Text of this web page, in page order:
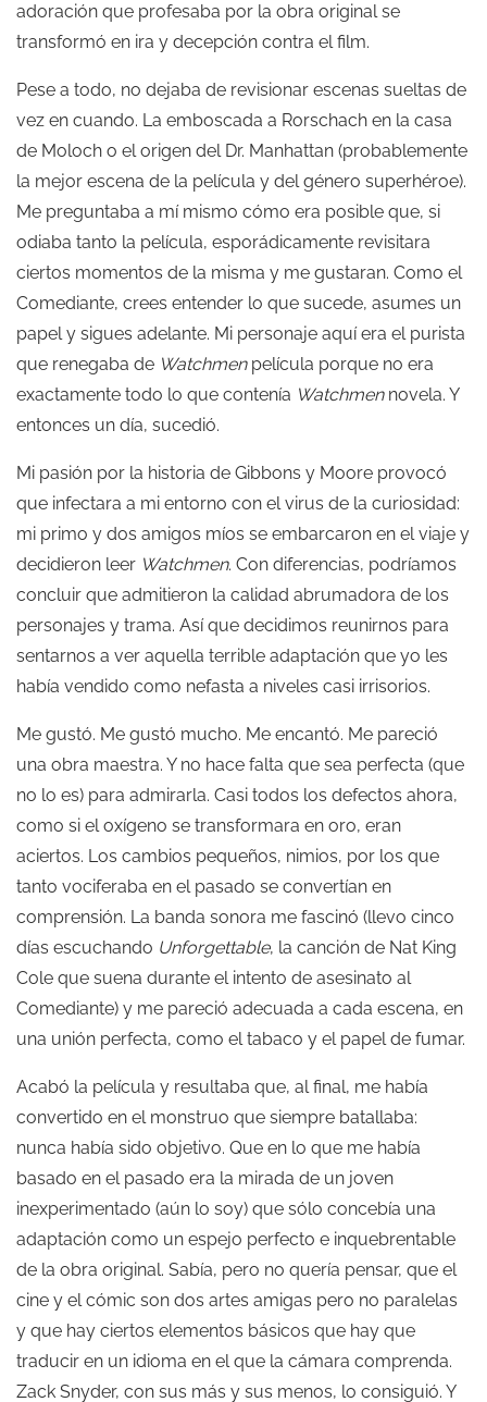
adoración que profesaba por la obra original se
transformó en ira y decepción contra el film.
Pese a todo, no dejaba de revisionar escenas sueltas de
vez en cuando. La emboscada a Rorschach en la casa
de Moloch o el origen del Dr. Manhattan (probablemente
la mejor escena de la película y del género superhéroe).
Me preguntaba a mí mismo cómo era posible que, si
odiaba tanto la película, esporádicamente revisitara
ciertos momentos de la misma y me gustaran. Como el
Comediante, crees entender lo que sucede, asumes un
papel y sigues adelante. Mi personaje aquí era el purista
que renegaba de Watchmenpelícula porque no era
exactamente todo lo que contenía Watchmen novela. Y
entonces un día, sucedió.
Mi pasión por la historia de Gibbons y Moore provocó
que infectara a mi entorno con el virus de la curiosidad:
mi primo y dos amigos míos se embarcaron en el viaje y
decidieron leer Watchmen. Con diferencias, podríamos
concluir que admitieron la calidad abrumadora de los
personajes y trama. Así que decidimos reunirnos para
sentarnos a ver aquella terrible adaptación que yo les
había vendido como nefasta a niveles casi irrisorios.
Me gustó. Me gustó mucho. Me encantó. Me pareció
una obra maestra. Y no hace falta que sea perfecta (que
no lo es) para admirarla. Casi todos los defectos ahora,
como si el oxígeno se transformara en oro, eran
aciertos. Los cambios pequeños, nimios, por los que
tanto vociferaba en el pasado se convertían en
comprensión. La banda sonora me fascinó (llevo cinco
días escuchando Unforgettable, la canción de Nat King
Cole que suena durante el intento de asesinato al
Comediante) y me pareció adecuada a cada escena, en
una unión perfecta, como el tabaco y el papel de fumar.
Acabó la película y resultaba que, al final, me había
convertido en el monstruo que siempre batallaba:
nunca había sido objetivo. Que en lo que me había
basado en el pasado era la mirada de un joven
inexperimentado (aún lo soy) que sólo concebía una
adaptación como un espejo perfecto e inquebrentable
de la obra original. Sabía, pero no quería pensar, que el
cine y el cómic son dos artes amigas pero no paralelas
y que hay ciertos elementos básicos que hay que
traducir en un idioma en el que la cámara comprenda.
Zack Snyder, con sus más y sus menos, lo consiguió. Y